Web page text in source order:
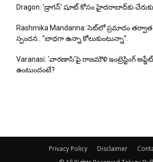
Dragon: ‘డ్రాగన్’ షూట్ కోసం హైదరాబాద్‌కు
Rashmika Mandanna: సెట్‌లో ప్రమాదం
స్పందన.. “బాధగా ఉన్నా కోలుకుంటున్నా”.
Varanasi: ‘వారణాసి’పై రాజమౌళి ఇంట్రెస్టింగ్
ఉంటుందంటే?
Privacy Policy Disclaimer